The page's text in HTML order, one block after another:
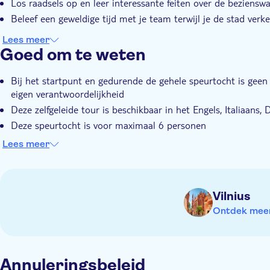
Los raadsels op en leer interessante feiten over de
Beleef een geweldige tijd met je team terwijl je de stad
Lees meer
Goed om te weten
Bij het startpunt en gedurende de gehele speurtocht is
eigen verantwoordelijkheid
Deze zelfgeleide tour is beschikbaar in het Engels, Italiaans,
Deze speurtocht is voor maximaal 6 personen
Na boeking ontvang je een bevestigingsmail met de startknop
Het wordt aanbevolen om overdag aan de zoektocht te
De zoektocht is geschikt voor teams of gezinnen van alle
Alles wat je nodig hebt is een smartphone of tablet met
Lees meer
Vilnius
Ontdek
Annuleringsbeleid